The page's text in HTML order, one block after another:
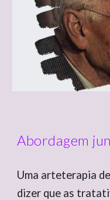
Abordagem
Uma arteterapia
dizer que as